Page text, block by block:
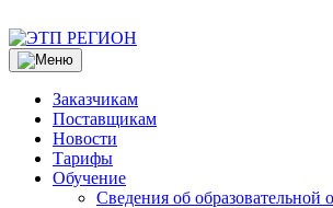
Заказчикам
Поставщикам
Новости
Тарифы
Обучение
Сведения об образовательной